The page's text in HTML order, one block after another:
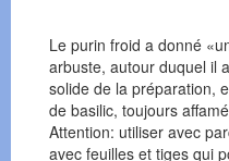
Le purin froid a donné
arbuste, autour duquel il
solide de la préparation,
de basilic, toujours
Attention: utiliser avec
avec feuilles et tiges qui